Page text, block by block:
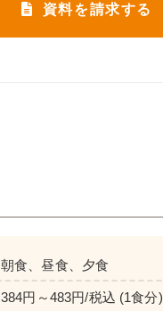
資料を請求する
朝食、昼食、夕食
384円～483円/税込 (1食分)